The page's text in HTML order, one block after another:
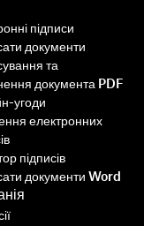
підписи
документи
та
документа PDF
угоди
електронних
підписів
документи Word